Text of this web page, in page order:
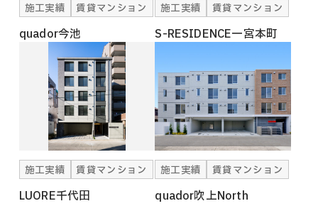
施工実績 賃貸マンション
quador今池
施工実績 賃貸マンション
S-RESIDENCE一宮本町
施工実績 賃貸マンション
LUORE千代田
施工実績 賃貸マンション
quador吹上North